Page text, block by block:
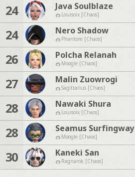
24 Java Soulblaze
Louisoix [Chaos]
24 Nero Shadow
Phantom [Chaos]
26 Polcha Relanah
Moogle [Chaos]
27 Malin Zuowrogi
Sagittarius [Chaos]
28 Nawaki Shura
Louisoix [Chaos]
28 Seamus Surfingway
Moogle [Chaos]
30 Kaneki San
Ragnarok [Chaos]